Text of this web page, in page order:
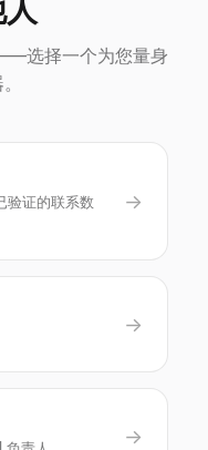
选择一个为您量身
验证的联系数
→
→
→